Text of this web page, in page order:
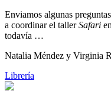
Enviamos algunas
a coordinar el tallerSafari
todavía …
Natalia Méndez y Virginia
Librería